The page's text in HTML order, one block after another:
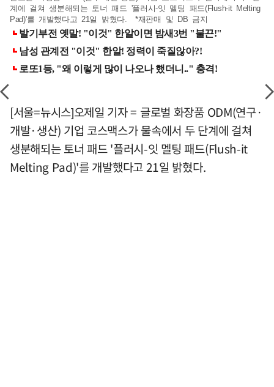
계에 걸쳐 생분해되는 토너 패드 '플러시-잇 멜팅 패드(Flush-it Melting
Pad)'를 개발했다고 21일 밝혔다. *재판매 및 DB 금지
[서울=뉴시스]오제일 기자 = 글로벌 화장품 ODM(연구·
개발·생산) 기업 코스맥스가 물속에서 두 단계에 걸쳐
생분해되는 토너 패드 '플러시-잇 멜팅 패드(Flush-it
Melting Pad)'를 개발했다고 21일 밝혔다.